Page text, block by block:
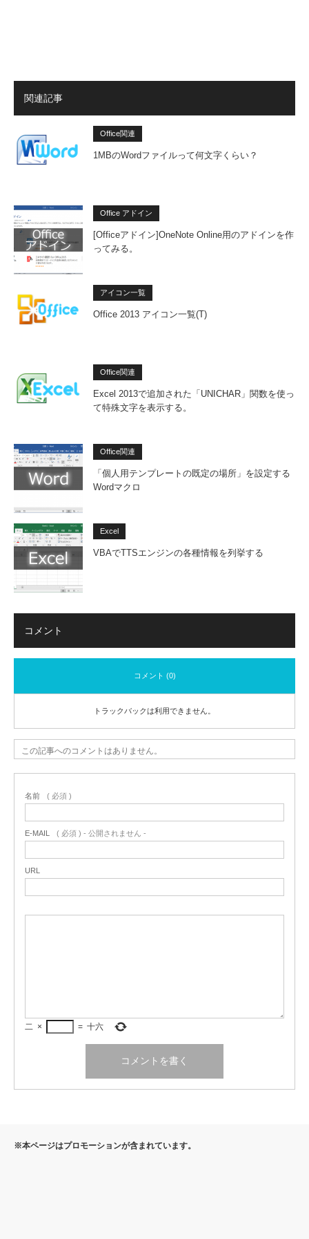
関連記事
Office関連
1MBのWordファイルって何文字くらい？
Office アドイン
[Officeアドイン]OneNote Online用のアドインを作
ってみる。
アイコン一覧
Office 2013 アイコン一覧(T)
Office関連
Excel 2013で追加された「UNICHAR」関数を使っ
て特殊文字を表示する。
Office関連
「個人用テンプレートの既定の場所」を設定する
Wordマクロ
Excel
VBAでTTSエンジンの各種情報を列挙する
コメント
コメント (0)
トラックバックは利用できません。
この記事へのコメントはありません。
名前 ( 必須 )
E-MAIL ( 必須 ) - 公開されません -
URL
二 × = 十六
※本ページはプロモーションが含まれています。